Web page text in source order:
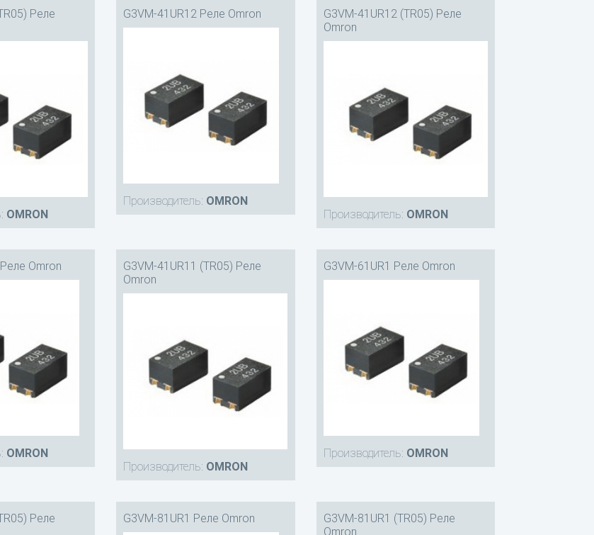
Реле
OMRON
G3VM-41UR12 Реле Omron
Производитель: OMRON
G3VM-41UR12 (TR05) Реле
Omron
Производитель: OMRON
Omron
OMRON
G3VM-41UR11 (TR05) Реле
Omron
Производитель: OMRON
G3VM-61UR1 Реле Omron
Производитель: OMRON
Реле
G3VM-81UR1 Реле Omron
G3VM-81UR1 (TR05) Реле
Omron